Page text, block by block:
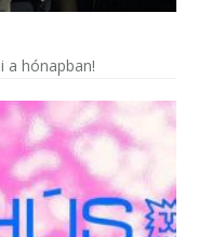
a hónapban!